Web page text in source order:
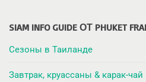
SIAM INFO GUIDE ОТ PHUKET
Сезоны в Таиланде
Завтрак, круассаны & карак-чай